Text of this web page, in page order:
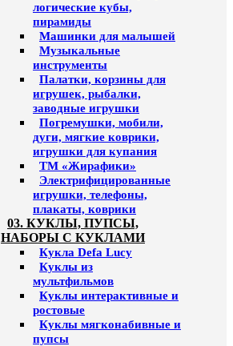
логические кубы,
пирамиды
Машинки для малышей
Музыкальные
инструменты
Палатки, корзины для
игрушек, рыбалки,
заводные игрушки
Погремушки, мобили,
дуги, мягкие коврики,
игрушки для купания
ТМ «Жирафики»
Электрифицированные
игрушки, телефоны,
плакаты, коврики
03. КУКЛЫ, ПУПСЫ,
НАБОРЫ С КУКЛАМИ
Кукла Defa Lucy
Куклы из
мультфильмов
Куклы интерактивные и
ростовые
Куклы мягконабивные и
пупсы